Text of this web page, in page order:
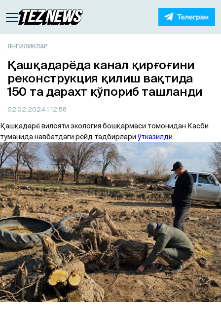
ЯНГИЛИКЛАР
Қашқадарёда канал қирғоғини
реконструкция қилиш вақтида
150 та дарахт қўпориб ташланди
02.02.2024 | 12:58
Қашқадарё вилояти экология бошқармаси томонидан Касби
туманида навбатдаги рейд тадбирлари ўтказилди.